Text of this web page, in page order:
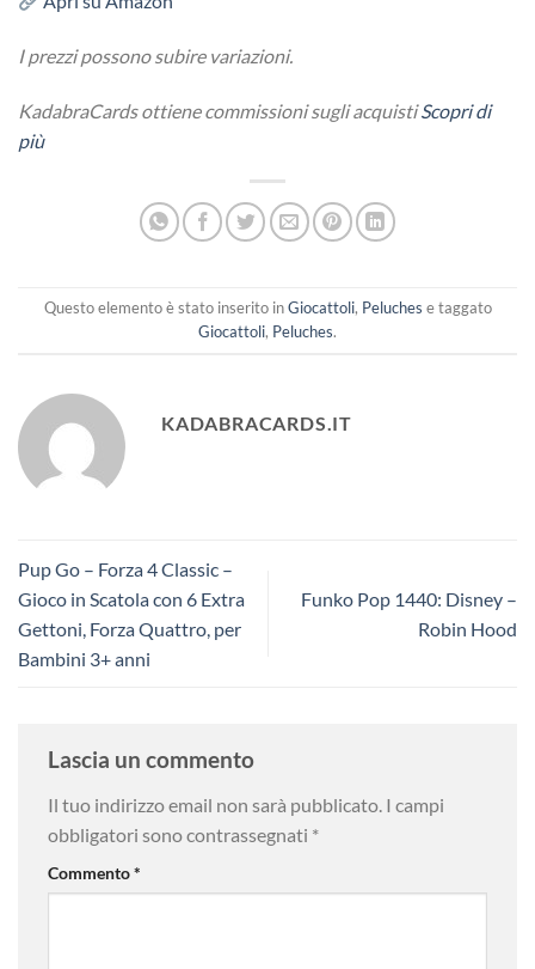
I prezzi possono subire variazioni.
KadabraCards ottiene commissioni sugli acquistiScopri di
più
Questo elemento è stato inserito inGiocattoli, Peluches e taggato
Giocattoli, Peluches.
KADABRACARDS.IT
Pup Go – Forza 4 Classic –
Gioco in Scatola con 6 Extra
Gettoni, Forza Quattro, per
Bambini 3+ anni
Funko Pop 1440: Disney –
Robin Hood
Lascia un commento
Il tuo indirizzo email non sarà pubblicato. I campi
obbligatori sono contrassegnati *
Commento*